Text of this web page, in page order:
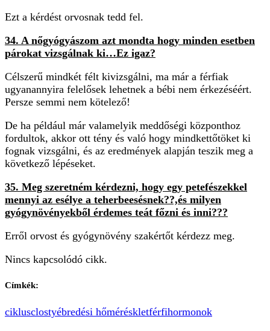
Ezt a kérdést orvosnak tedd fel.
34. A nőgyógyászom azt mondta hogy minden esetben
párokat vizsgálnak ki…Ez igaz?
Célszerű mindkét félt kivizsgálni, ma már a férfiak
ugyanannyira felelősek lehetnek a bébi nem érkezéséért.
Persze semmi nem kötelező!
De ha például már valamelyik meddőségi központhoz
fordultok, akkor ott tény és való hogy mindkettőtöket ki
fognak vizsgálni, és az eredmények alapján teszik meg a
következő lépéseket.
35. Meg szeretném kérdezni, hogy egy petefészekkel
mennyi az esélye a teherbeesésnek??,és milyen
gyógynövényekből érdemes teát főzni és inni???
Erről orvost és gyógynövény szakértőt kérdezz meg.
Nincs kapcsolódó cikk.
Címkék:
ciklusclostyébredési hőméréskletférfihormonok